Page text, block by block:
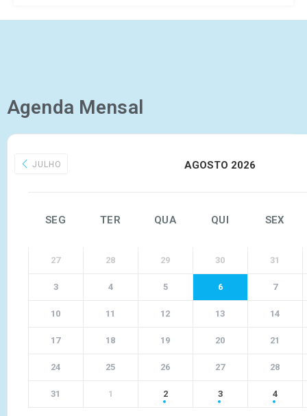
Agenda Mensal
JULHO AGOSTO 2026
SEG TER QUA QUI SEX
27 28 29 30 31
3 4 5 6 7
10 11 12 13 14
17 18 19 20 21
24 25 26 27 28
31 1 2 3 4